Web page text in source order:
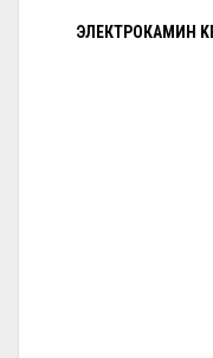
ЭЛЕКТРОКАМИН